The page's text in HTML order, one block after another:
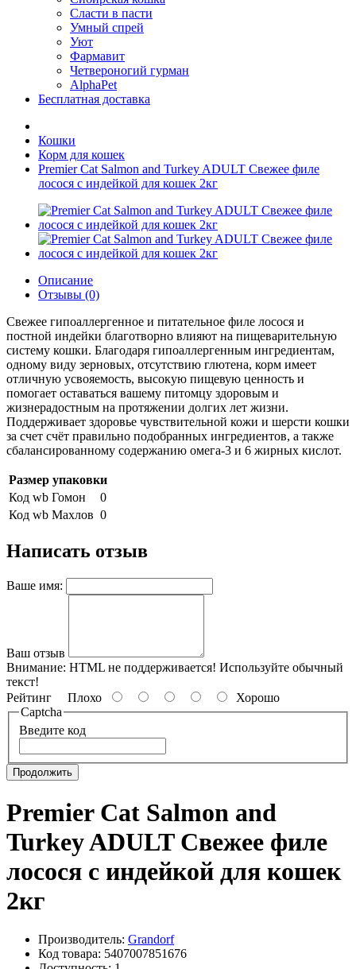
Сласти в пасти
Умный спрей
Уют
Фармавит
Четвероногий гурман
AlphaPet
Бесплатная доставка
Кошки
Корм для кошек
Premier Cat Salmon and Turkey ADULT Свежее филе
лосося с индейкой для кошек 2кг
Описание
Отзывы (0)
Свежее гипоаллергенное и питательное филе лосося и
постной индейки благотворно влияют на пищеварительную
систему кошки. Благодаря гипоаллергенным ингредиентам,
одному виду зерновых, отсутствию глютена, корм имеет
отличную усвояемость, высокую пищевую ценность и
помогает оставаться вашему питомцу здоровым и
жизнерадостным на протяжении долгих лет жизни.
Поддерживает здоровье чувствительной кожи и шерсти кошки
за счет счёт правильно подобранных ингредиентов, а также
сбалансированному содержанию омега-3 и 6 жирных кислот.
Размер упаковки
Код wb Гомон
0
Код wb Махлов 0
Написать отзыв
Ваше имя:
Ваш отзыв
Внимание: HTML не поддерживается! Используйте обычный
текст!
Рейтинг Плохо
Хорошо
Captcha
Введите код
Продолжить
Premier Cat Salmon and
Turkey ADULT Свежее филе
лосося с индейкой для кошек
2кг
Производитель: Grandorf
Код товара: 5407007851676